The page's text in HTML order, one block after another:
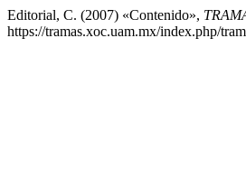
Editorial, C. (2007) «Contenido»,
https://tramas.xoc.uam.mx/index.php/